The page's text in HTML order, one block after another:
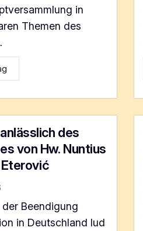
in
Themen des
des
von Hw. Nuntius
Eterović
Beendigung
in Deutschland lud